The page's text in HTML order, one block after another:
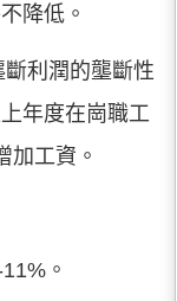
降低。
利潤的壟斷性
年度在崗職工
加工資。
。